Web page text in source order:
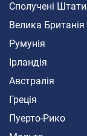
Сполучені
Велика Британія
Румунія
Ірландія
Австралія
Греція
Пуерто-Рико